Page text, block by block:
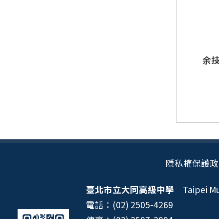
余
隱私權保護
臺北市立大同高級中學 Taipei
電話：(02) 2505-4269